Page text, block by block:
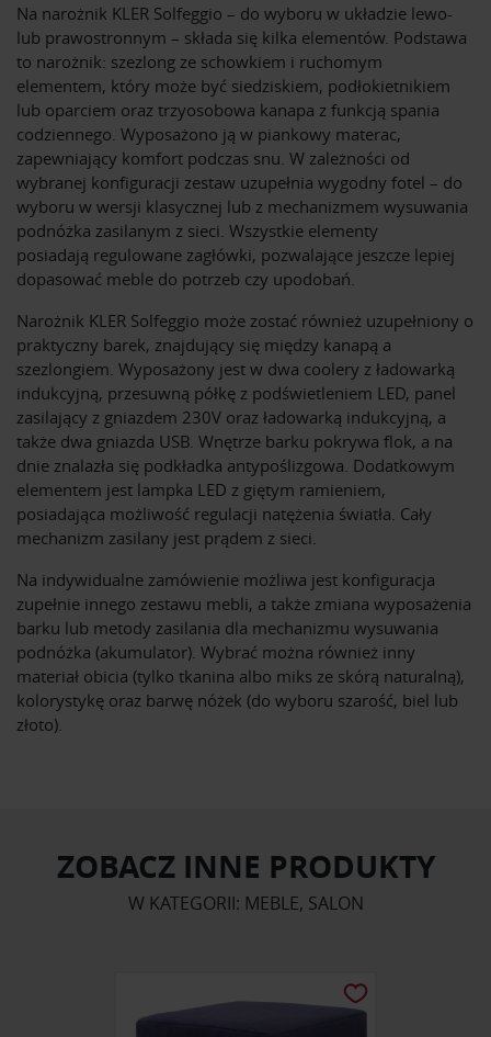
Na narożnik KLER Solfeggio – do wyboru w układzie lewo-
lub prawostronnym – składa się kilka elementów. Podstawa
to narożnik: szezlong ze schowkiem i ruchomym
elementem, który może być siedziskiem, podłokietnikiem
lub oparciem oraz trzyosobowa kanapa z funkcją spania
codziennego. Wyposażono ją w piankowy materac,
zapewniający komfort podczas snu. W zależności od
wybranej konfiguracji zestaw uzupełnia wygodny fotel – do
wyboru w wersji klasycznej lub z mechanizmem wysuwania
podnóżka zasilanym z sieci. Wszystkie elementy
posiadają regulowane zagłówki, pozwalające jeszcze lepiej
dopasować meble do potrzeb czy upodobań.
Narożnik KLER Solfeggio może zostać również uzupełniony o
praktyczny barek, znajdujący się między kanapą a
szezlongiem. Wyposażony jest w dwa coolery z ładowarką
indukcyjną, przesuwną półkę z podświetleniem LED, panel
zasilający z gniazdem 230V oraz ładowarką indukcyjną, a
także dwa gniazda USB. Wnętrze barku pokrywa flok, a na
dnie znalazła się podkładka antypoślizgowa. Dodatkowym
elementem jest lampka LED z giętym ramieniem,
posiadająca możliwość regulacji natężenia światła. Cały
mechanizm zasilany jest prądem z sieci.
Na indywidualne zamówienie możliwa jest konfiguracja
zupełnie innego zestawu mebli, a także zmiana wyposażenia
barku lub metody zasilania dla mechanizmu wysuwania
podnóżka (akumulator). Wybrać można również inny
materiał obicia (tylko tkanina albo miks ze skórą naturalną),
kolorystykę oraz barwę nóżek (do wyboru szarość, biel lub
złoto).
ZOBACZ INNE PRODUKTY
W KATEGORII: MEBLE, SALON